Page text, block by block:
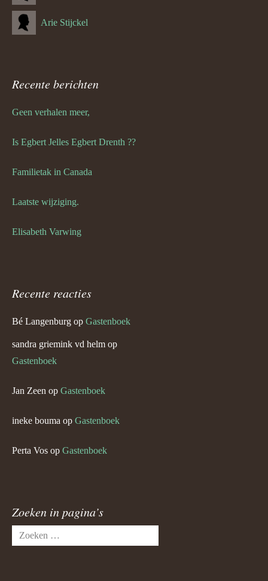
Arie Stijckel
Recente berichten
Geen verhalen meer,
Is Egbert Jelles Egbert Drenth ??
Familietak in Canada
Laatste wijziging.
Elisabeth Varwing
Recente reacties
Bé Langenburg op Gastenboek
sandra griemink vd helm op
Gastenboek
Jan Zeen op Gastenboek
ineke bouma op Gastenboek
Perta Vos op Gastenboek
Zoeken in pagina’s
Zoeken
naar: